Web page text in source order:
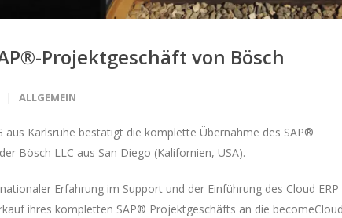
Projektgeschäft von Bösch
ALLGEMEIN
Karlsruhe bestätigt die komplette Übernahme des SAP®
Bösch LLC aus San Diego (Kalifornien, USA).
Erfahrung im Support und der Einführung des Cloud ERP
ihres kompletten SAP® Projektgeschäfts an die